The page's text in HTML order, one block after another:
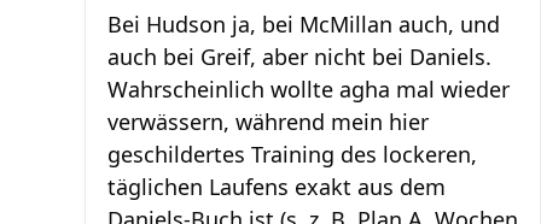
Bei Hudson ja, bei McMillan auch, und
auch bei Greif, aber nicht bei Daniels.
Wahrscheinlich wollte agha mal wieder
verwässern, während mein hier
geschildertes Training des lockeren,
täglichen Laufens exakt aus dem